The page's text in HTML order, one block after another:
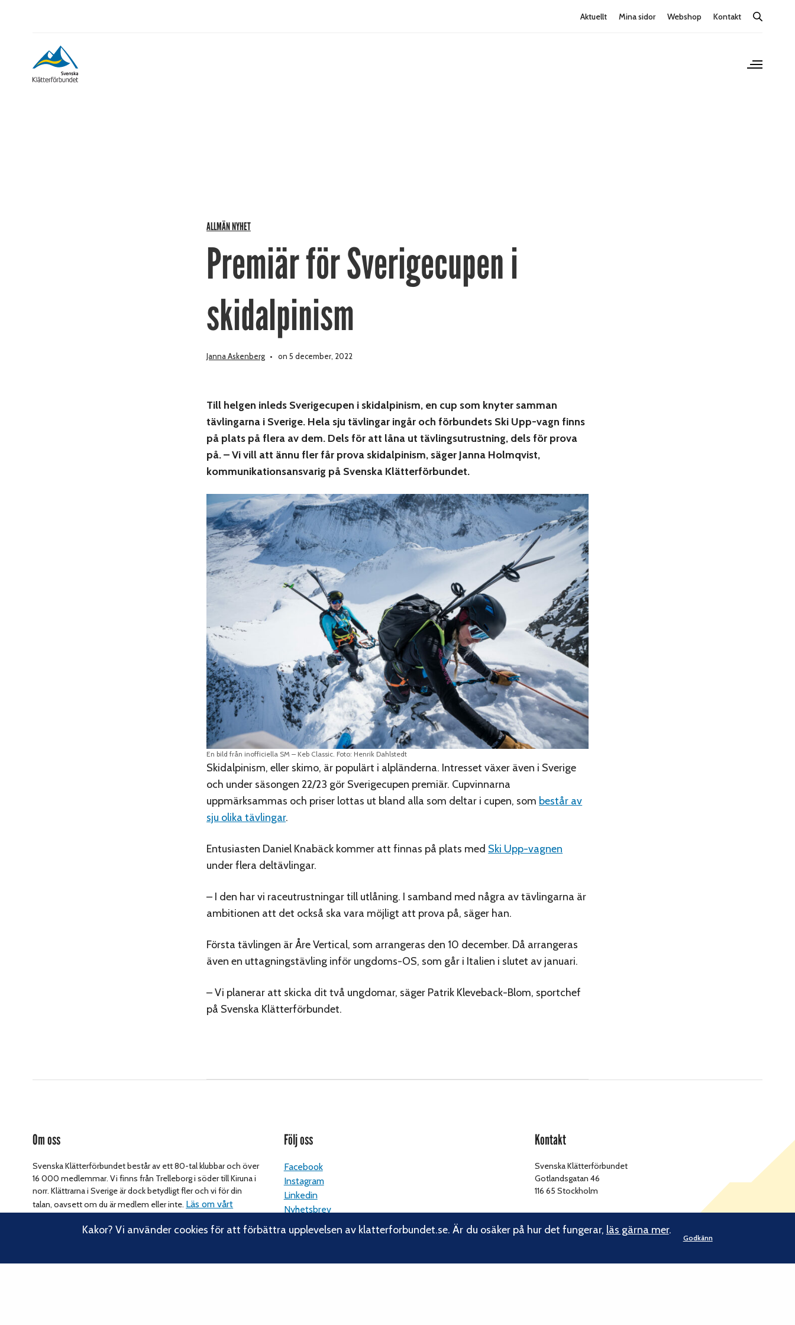
Aktuellt Mina sidor Webshop Kontakt
ALLMÄN NYHET
Premiär för Sverigecupen i
skidalpinism
Janna Askenberg on 5 december, 2022
Till helgen inleds Sverigecupen i skidalpinism, en cup som knyter samman
tävlingarna i Sverige. Hela sju tävlingar ingår och förbundets Ski Upp-vagn finns
på plats på flera av dem. Dels för att låna ut tävlingsutrustning, dels för prova
på. – Vi vill att ännu fler får prova skidalpinism, säger Janna Holmqvist,
kommunikationsansvarig på Svenska Klätterförbundet.
En bild från inofficiella SM – Keb Classic. Foto: Henrik Dahlstedt
Skidalpinism, eller skimo, är populärt i alpländerna. Intresset växer även i Sverige
och under säsongen 22/23 gör Sverigecupen premiär. Cupvinnarna
uppmärksammas och priser lottas ut bland alla som deltar i cupen, som består av
sju olika tävlingar.
Entusiasten Daniel Knabäck kommer att finnas på plats med Ski Upp-vagnen
under flera deltävlingar.
– I den har vi raceutrustningar till utlåning. I samband med några av tävlingarna är
ambitionen att det också ska vara möjligt att prova på, säger han.
Första tävlingen är Åre Vertical, som arrangeras den 10 december. Då arrangeras
även en uttagningstävling inför ungdoms-OS, som går i Italien i slutet av januari.
– Vi planerar att skicka dit två ungdomar, säger Patrik Kleveback-Blom, sportchef
på Svenska Klätterförbundet.
Om oss
Svenska Klätterförbundet består av ett 80-tal klubbar och över
16 000 medlemmar. Vi finns från Trelleborg i söder till Kiruna i
norr. Klättrarna i Sverige är dock betydligt fler och vi för din
talan, oavsett om du är medlem eller inte. Läs om vårt
Följ oss
Facebook
Instagram
Linkedin
Nyhetsbrev
Kontakt
Svenska Klätterförbundet
Gotlandsgatan 46
116 65 Stockholm
Övriga kontaktuppgifter
Kakor? Vi använder cookies för att förbättra upplevelsen av klatterforbundet.se. Är du osäker på hur det fungerar, läs gärna mer.
Godkänn